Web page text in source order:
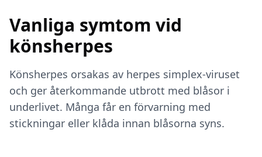
Vanliga symtom vid
könsherpes
Könsherpes orsakas av herpes simplex-viruset
och ger återkommande utbrott med blåsor i
underlivet. Många får en förvarning med
stickningar eller klåda innan blåsorna syns.